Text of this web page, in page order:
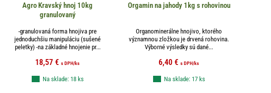
Agro Kravský hnoj 10kg
granulovaný
-granulovaná forma hnojiva pre
jednoduchšiu manipuláciu (sušené
peletky) -na základné hnojenie pr...
18,57 € s DPH/ks
Na sklade: 18 ks
Orgamin na jahody 1kg s rohovinou
Organominerálne hnojivo, ktorého
významnou zložkou je drvená rohovina.
Výborné výsledky sú dané...
6,40€ s DPH/ks
Na sklade: 17 ks